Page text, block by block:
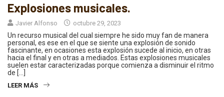
Explosiones musicales.
Javier Alfonso octubre 29, 2023
Un recurso musical del cual siempre he sido muy fan de manera
personal, es ese en el que se siente una explosión de sonido
fascinante, en ocasiones esta explosión sucede al inicio, en otras
hacia el final y en otras a mediados. Estas explosiones musicales
suelen estar caracterizadas porque comienza a disminuir el ritmo
de […]
LEER MÁS